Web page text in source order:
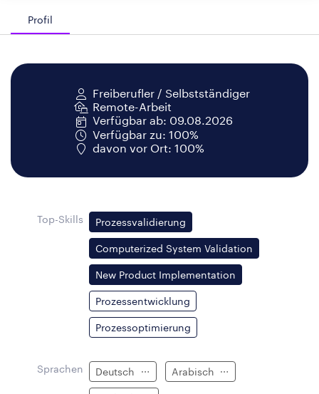
Profil
Freiberufler / Selbstständiger
Remote-Arbeit
Verfügbar ab: 09.08.2026
Verfügbar zu: 100%
davon vor Ort: 100%
Top-Skills Prozessvalidierung
Computerized System Validation
New Product Implementation
Prozessentwicklung
Prozessoptimierung
Sprachen Deutsch Arabisch